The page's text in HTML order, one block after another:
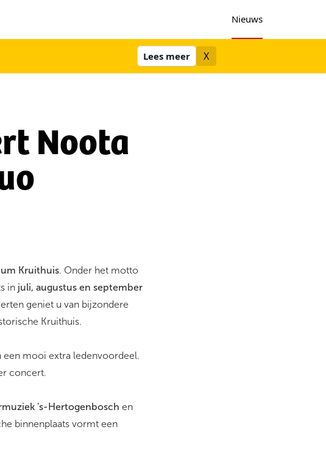
Nieuws
Lees meer X
Noota
Kruithuis. Onder het motto
in juli, augustus en september
geniet u van bijzondere
Kruithuis.
een mooi extra ledenvoordeel.
concert.
's-Hertogenbosch en
binnenplaats vormt een